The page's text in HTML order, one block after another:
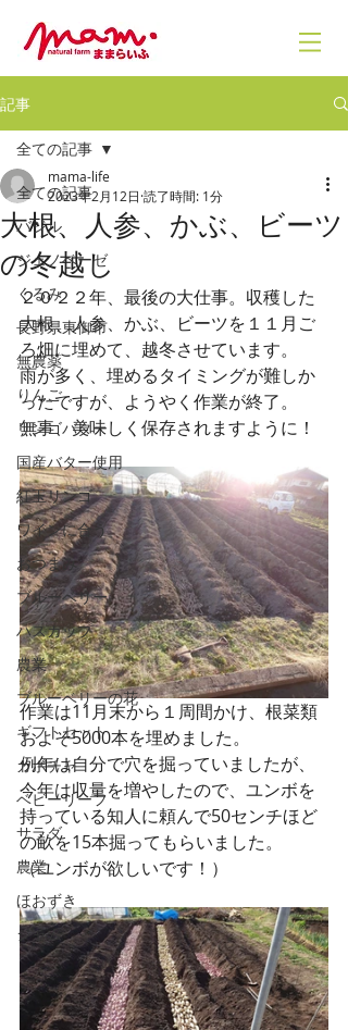
記事
全ての記事
バジル
ジェノベーゼ
くるみ
長野県東御市
無農薬
りんご
リンゴバター
国産バター使用
紅玉リンゴ
ワインに合う
おつまみ
ブルーベリー
ハスカップ
農業
ブルーベリーの花
ギフトセット
カボチャ
ベビーリーフ
サラダ
農業
ほおずき
ジャム
全ての記事
大根、人参、かぶ、ビーツ
の冬越し
mama-life
2023年2月12日 読了時間: 1分
２０２２年、最後の大仕事。収穫した
大根、人参、かぶ、ビーツを１１月ご
ろ畑に埋めて、越冬させています。
雨が多く、埋めるタイミングが難しか
ったですが、ようやく作業が終了。
無事、美味しく保存されますように！
作業は11月末から１周間かけ、根菜類
およそ5000本を埋めました。
例年は自分で穴を掘っていましたが、
今年は収量を増やしたので、ユンボを
持っている知人に頼んで50センチほど
の畝を15本掘ってもらいました。
（ユンボが欲しいです！）